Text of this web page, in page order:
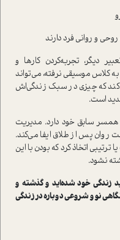
و روانی فرد دارند
دیگر، تجربه‌کردن کارها و
کلاس موسیقی نرفته، می‌تواند
کند که چیزی در سبک زندگی‌اش
ا‌ست.
همسر سابق خود دارد. مدیریت
روان پس از طلاق ایفا می‌کند.
ترتیبی اتخاذ کرد که بودن با این
نشود.
زندگی خود شده‌اید و گذشته و
نو و شروعی دوباره در زندگی